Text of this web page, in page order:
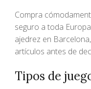
Compra
seguro a toda
ajedrez en
artículos antes de
Tipos de